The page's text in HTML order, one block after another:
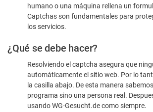
humano
humano o una máquina rellena un
Captchas son fundamentales para
los servicios.
¿Qué se debe hacer?
Resolviendo el captcha asegura que
automáticamente el sitio web. Por lo
la casilla abajo. De esta manera
programa sino una persona real.
usando WG-Gesucht.de como siempre.